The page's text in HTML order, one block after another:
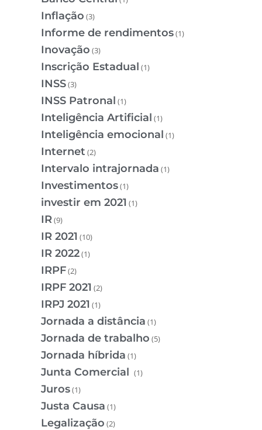
Inflação (3)
Informe de rendimentos(1)
Inovação (3)
Inscrição Estadual (1)
INSS(3)
INSS Patronal (1)
Inteligência Artificial (1)
Inteligência emocional (1)
Internet (2)
Intervalo intrajornada (1)
Investimentos(1)
investir em 2021 (1)
IR(9)
IR 2021 (10)
IR 2022(1)
IRPF(2)
IRPF 2021 (2)
IRPJ 2021 (1)
Jornada a distância (1)
Jornada de trabalho (5)
Jornada híbrida (1)
Junta Comercial (1)
Juros(1)
Justa Causa (1)
Legalização (2)